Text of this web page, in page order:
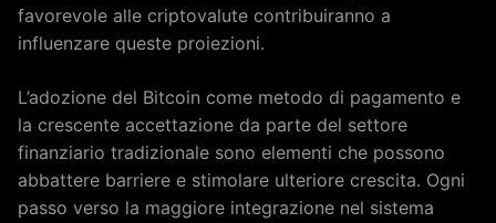
favorevole alle criptovalute contribuiranno a
influenzare queste proiezioni.
L’adozione del Bitcoin come metodo di pagamento e
la crescente accettazione da parte del settore
finanziario tradizionale sono elementi che possono
abbattere barriere e stimolare ulteriore crescita. Ogni
passo verso la maggiore integrazione nel sistema